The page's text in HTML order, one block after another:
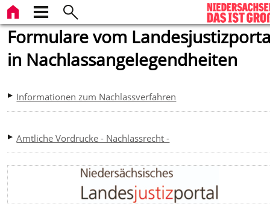
Formulare vom
in Nachlassangelegendheiten
Informationen zum Nachlassverfahren
Amtliche Vordrucke - Nachlassrecht -